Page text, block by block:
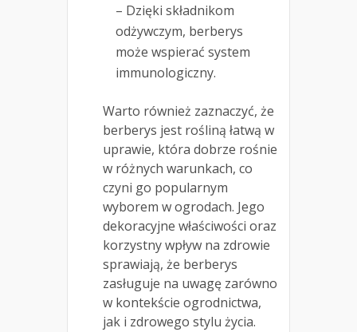
– Dzięki składnikom
odżywczym, berberys
może wspierać system
immunologiczny.
Warto również zaznaczyć, że
berberys jest rośliną łatwą w
uprawie, która dobrze rośnie
w różnych warunkach, co
czyni go popularnym
wyborem w ogrodach. Jego
dekoracyjne właściwości oraz
korzystny wpływ na zdrowie
sprawiają, że berberys
zasługuje na uwagę zarówno
w kontekście ogrodnictwa,
jak i zdrowego stylu życia.